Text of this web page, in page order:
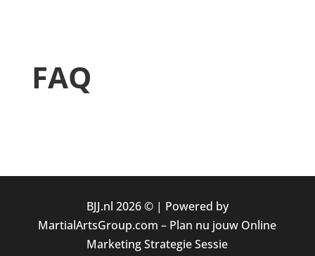
FAQ
BJJ.nl 2026 © | Powered by
MartialArtsGroup.com – Plan nu jouw Online
Marketing Strategie Sessie